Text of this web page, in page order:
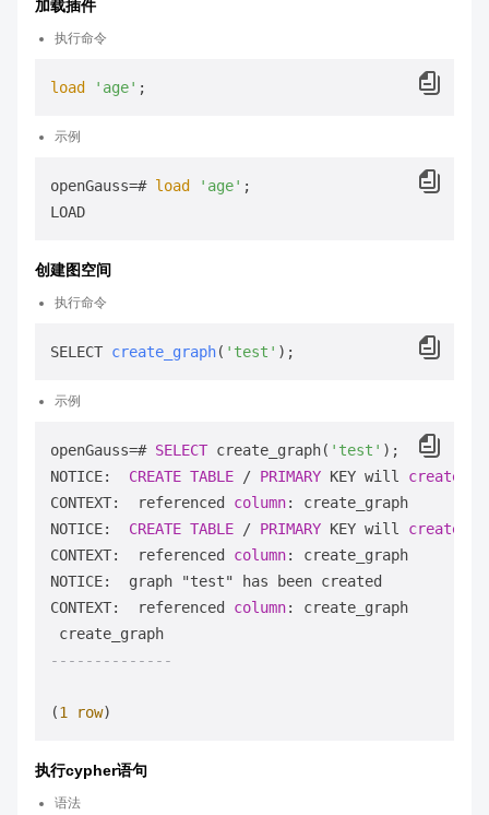
加载插件
执行命令
load 'age'
示例
openGauss=# load 'age' ;
创建图空间
执行命令
SELECT create_graph( 'test' )
示例
openGauss=# SELECT create_graph( 'test' );
NOTICE: CREATE TABLE / PRIMARY KEY will create
CONTEXT:  referenced column: create_graph
NOTICE: CREATE TABLE / PRIMARY KEY will create
CONTEXT:  referenced column: create_graph
NOTICE:  graph "test" has been created
CONTEXT:  referenced column: create_graph
--------------
(1 row
执行cypher语句
语法